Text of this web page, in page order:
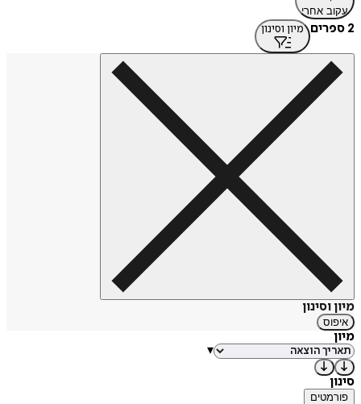
עקוב אחרי
2 ספרים מיון וסינון
מיון וסינון
איפוס
מיון
▾
סינון
פורמטים